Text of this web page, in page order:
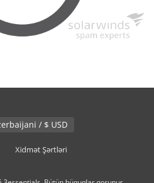
Azerbaijani / $ USD
Xidmət Şərtləri